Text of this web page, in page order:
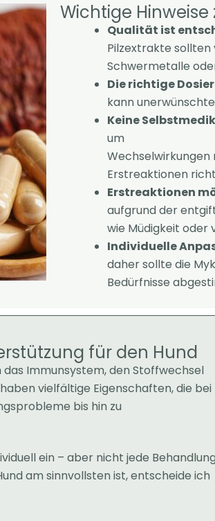
Wichtige
Qualität ist
Pilzextrakte
Schwermetalle
Die richtige
kann
Keine
um
Erstreaktionen
Erstreaktionen
aufgrund der
wie Müdigkeit
Individuelle
daher sollte die
Bedürfnisse
für den Hund
Immunsystem, den Stoffwechsel
vielfältige Eigenschaften, die bei
bis hin zu
ein – aber nicht jede
am sinnvollsten ist, entscheide ich